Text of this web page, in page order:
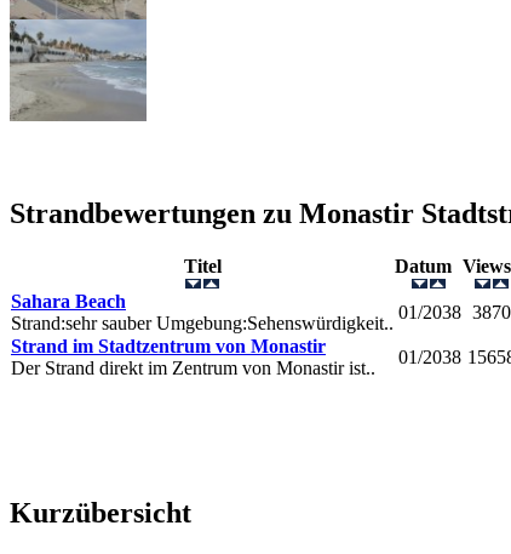
Strandbewertungen zu Monastir
Titel Datum Views
Sahara Beach
Strand:sehr sauber Umgebung:Sehenswürdigkeit..
01/2038 3870
Strand im Stadtzentrum von Monastir
Der Strand direkt im Zentrum von Monastir ist..
01/2038
Kurzübersicht